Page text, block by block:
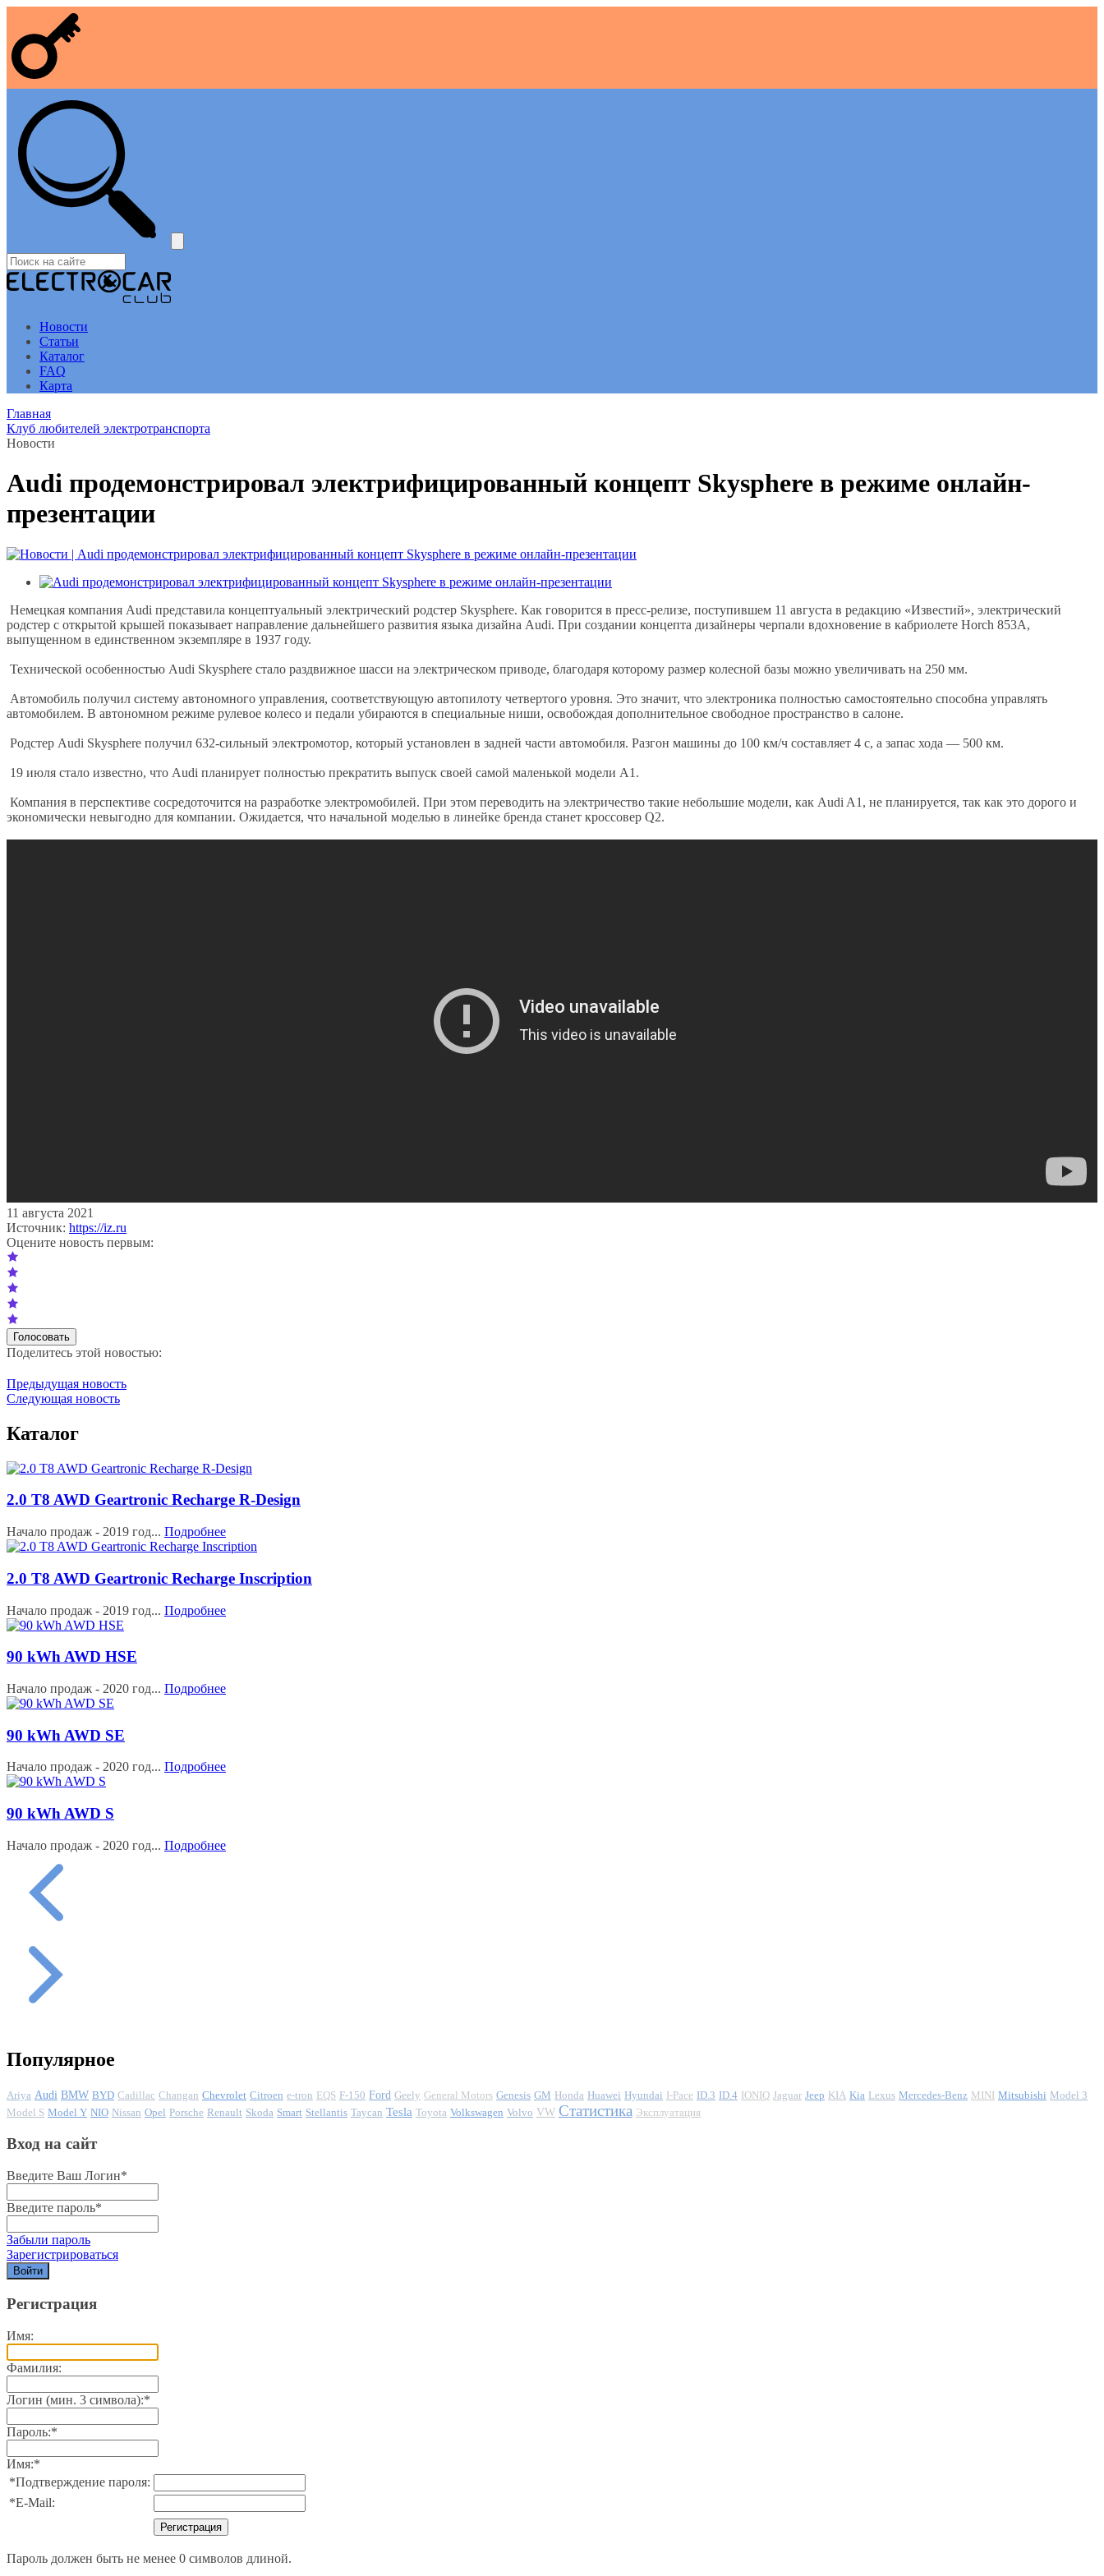
Новости
Статьи
Каталог
FAQ
Карта
Главная
Клуб любителей электротранспорта
Новости
Audi продемонстрировал электрифицированный концепт Skysphere в режиме онлайн-
презентации
Немецкая компания Audi представила концептуальный электрический родстер Skysphere. Как говорится в пресс-релизе, поступившем 11 августа в редакцию «Известий», электрический
родстер с открытой крышей показывает направление дальнейшего развития языка дизайна Audi. При создании концепта дизайнеры черпали вдохновение в кабриолете Horch 853A,
выпущенном в единственном экземпляре в 1937 году.
Технической особенностью Audi Skysphere стало раздвижное шасси на электрическом приводе, благодаря которому размер колесной базы можно увеличивать на 250 мм.
Автомобиль получил систему автономного управления, соответствующую автопилоту четвертого уровня. Это значит, что электроника полностью самостоятельно способна управлять
автомобилем. В автономном режиме рулевое колесо и педали убираются в специальные ниши, освобождая дополнительное свободное пространство в салоне.
Родстер Audi Skysphere получил 632-сильный электромотор, который установлен в задней части автомобиля. Разгон машины до 100 км/ч составляет 4 с, а запас хода — 500 км.
19 июля стало известно, что Audi планирует полностью прекратить выпуск своей самой маленькой модели A1.
Компания в перспективе сосредоточится на разработке электромобилей. При этом переводить на электричество такие небольшие модели, как Audi A1, не планируется, так как это дорого и
экономически невыгодно для компании. Ожидается, что начальной моделью в линейке бренда станет кроссовер Q2.
11 августа 2021
Источник: https://iz.ru
Оцените новость первым:
Поделитесь этой новостью:
Предыдущая новость
Следующая новость
Каталог
2.0 T8 AWD Geartronic Recharge R-Design
Начало продаж - 2019 год... Подробнее
2.0 T8 AWD Geartronic Recharge Inscription
Начало продаж - 2019 год... Подробнее
90 kWh AWD HSE
Начало продаж - 2020 год... Подробнее
90 kWh AWD SE
Начало продаж - 2020 год... Подробнее
90 kWh AWD S
Начало продаж - 2020 год... Подробнее
Популярное
Ariya Audi BMW BYD Cadillac Changan Chevrolet Citroen e-tron EQS F-150 Ford Geely General Motors Genesis GM Honda Huawei Hyundai I-Pace ID.3 ID.4 IONIQ Jaguar Jeep KIA Kia Lexus Mercedes-Benz MINI Mitsubishi Model 3
Model S Model Y NIO Nissan Opel Porsche Renault Skoda Smart Stellantis Taycan Tesla Toyota Volkswagen Volvo VW Статистика Эксплуатация
Вход на сайт
Введите Ваш Логин*
Введите пароль*
Забыли пароль
Зарегистрироваться
Регистрация
Имя:
Фамилия:
Логин (мин. 3 символа):*
Пароль:*
Имя:*
*Подтверждение пароля:
*E-Mail:
Пароль должен быть не менее 0 символов длиной.